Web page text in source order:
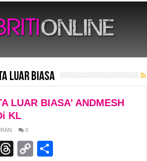
Luar Biasa
LUAR BIASA’ ANDMESH
KL
0
X
T
C